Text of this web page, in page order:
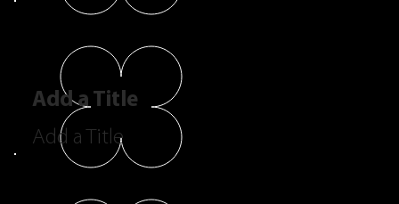
Add a Title
Add a Title